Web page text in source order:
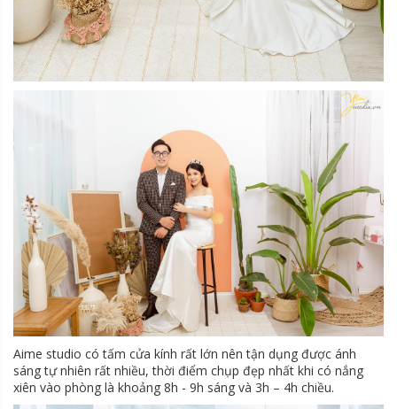
Aime studio có tấm cửa kính rất lớn nên tận dụng được ánh
sáng tự nhiên rất nhiều, thời điểm chụp đẹp nhất khi có nắng
xiên vào phòng là khoảng 8h - 9h sáng và 3h – 4h chiều.